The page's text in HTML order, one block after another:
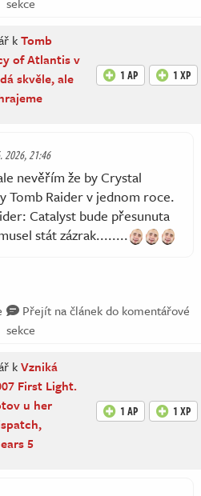
kTomb
of Atlantis v
skvěle, ale
1 AP 1 XP
2026, 21:46
nevěřím že by Crystal
Tomb Raider v jednom roce.
Catalyst bude přesunuta
stát zázrak........
Přejít na článek do komentářové
sekce
kVzniká
First Light.
u her
5
1 AP 1 XP